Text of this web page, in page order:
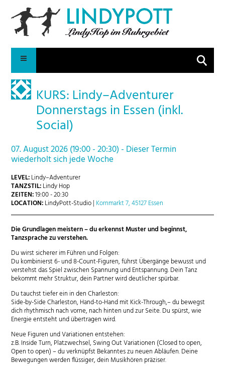
Suche
KURS: Lindy–Adventurer
Donnerstags in Essen (inkl.
Social)
07. August 2026 (19:00 - 20:30) - Dieser Termin
wiederholt sich jede Woche
LEVEL:Lindy–Adventurer
TANZSTIL:Lindy Hop
ZEITEN:19:00 - 20:30
LOCATION:LindyPott-Studio | Kornmarkt 7, 45127 Essen
Die Grundlagen meistern – du erkennst Muster und beginnst,
Tanzsprache zu verstehen.
Du wirst sicherer im Führen und Folgen:
Du kombinierst 6- und 8-Count-Figuren, führst Übergänge bewusst und
verstehst das Spiel zwischen Spannung und Entspannung. Dein Tanz
bekommt mehr Struktur, dein Partner wird deutlicher spürbar.
Du tauchst tiefer ein in den Charleston:
Side-by-Side Charleston, Hand-to-Hand mit Kick-Through,– du bewegst
dich rhythmisch nach vorne, nach hinten und zur Seite. Du spürst, wie
Energie entsteht und übertragen wird.
Neue Figuren und Variationen entstehen:
z.B. Inside Turn, Platzwechsel, Swing Out Variationen (Closed to open,
Open to open) – du verknüpfst Bekanntes zu neuen Abläufen. Deine
Bewegungen werden flüssiger, dein Musikhören präziser.